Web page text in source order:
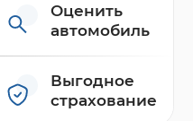
Оценить
автомобиль
Выгодное
страхование